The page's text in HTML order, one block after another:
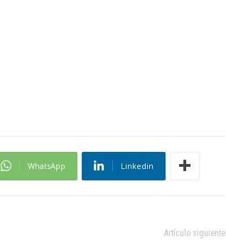
WhatsApp Linkedin
Artículo siguiente